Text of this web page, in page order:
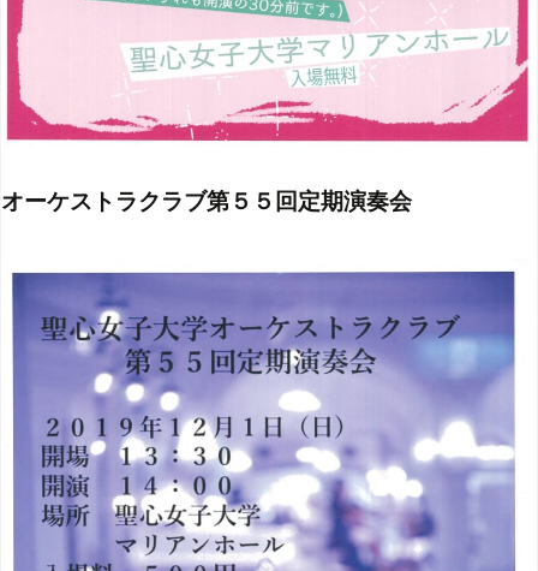
オーケストラクラブ第５５回定期演奏会